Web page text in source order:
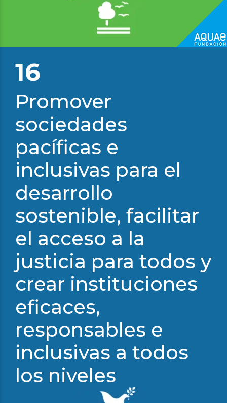
16
Promover
sociedades
pacíficas e
inclusivas para el
desarrollo
sostenible, facilitar
el acceso a la
justicia para todos y
crear instituciones
eficaces,
responsables e
inclusivas a todos
los niveles